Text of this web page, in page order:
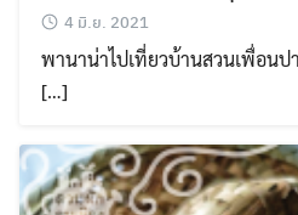
4 มิ.ย. 2021
พานาน่าไปเที่ยวบ้านสวนเพื่อนป
[…]